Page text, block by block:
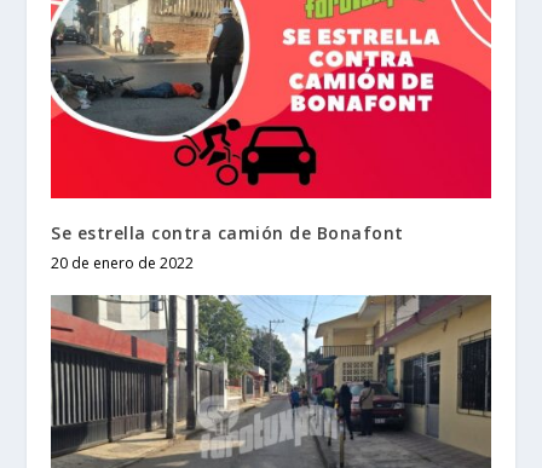
Se estrella contra camión de Bonafont
20 de enero de 2022